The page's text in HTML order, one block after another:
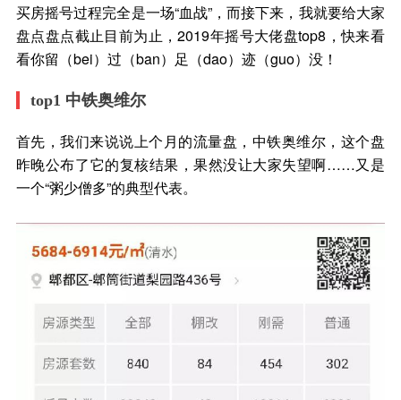
买房摇号过程完全是一场“血战”，而接下来，我就要给大家
盘点盘点截止目前为止，2019年摇号大佬盘top8，快来看
看你留（bei）过（ban）足（dao）迹（guo）没！
top1 中铁奥维尔
首先，我们来说说上个月的流量盘，中铁奥维尔，这个盘
昨晚公布了它的复核结果，果然没让大家失望啊……又是
一个“粥少僧多”的典型代表。